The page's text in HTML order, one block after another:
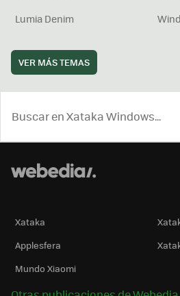
Lumia Denim
VER MÁS TEMAS
Xataka
Applesfera
Mundo Xiaomi